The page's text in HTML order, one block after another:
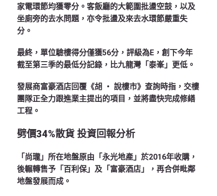
家電環節均獲零分。客飯廳的大範圍批盪空鼓，以及
坐廁旁的去水問題，亦令批盪及來去水環節嚴重失
分。
最終， 單位驗樓得分僅獲56分，評級為E ，創下今年
截至第三季的最低分記錄，比九龍灣「泰峯」更低。
發展商富豪酒店回覆《胡 ‧ 說樓市》查詢時指，交樓
團隊正全力跟進業主提出的項目，並將盡快完成修繕
工程。
劈價34%散貨 投資回報分析
「尚瓏」所在地盤原由「永光地產」於2016年收購，
後輾轉售予「百利保」及「富豪酒店」，再合併毗鄰
地盤發展而成。